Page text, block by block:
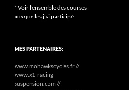
* Voir l'ensemble des courses
auxquelles j'ai participé
MES PARTENAIRES:
www.mohawkscycles.fr //
www.x1-racing-
suspension.com //